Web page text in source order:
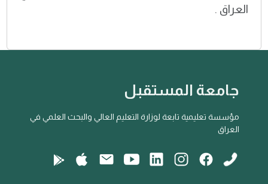
العراق .
جامعة المستقبل
مؤسسة تعليمية تابعة لوزارة التعليم العالي والبحث العلمي في
العراق